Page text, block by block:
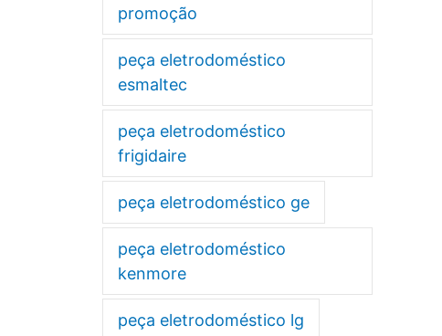
promoção
peça eletrodoméstico
esmaltec
peça eletrodoméstico
frigidaire
peça eletrodoméstico ge
peça eletrodoméstico
kenmore
peça eletrodoméstico lg